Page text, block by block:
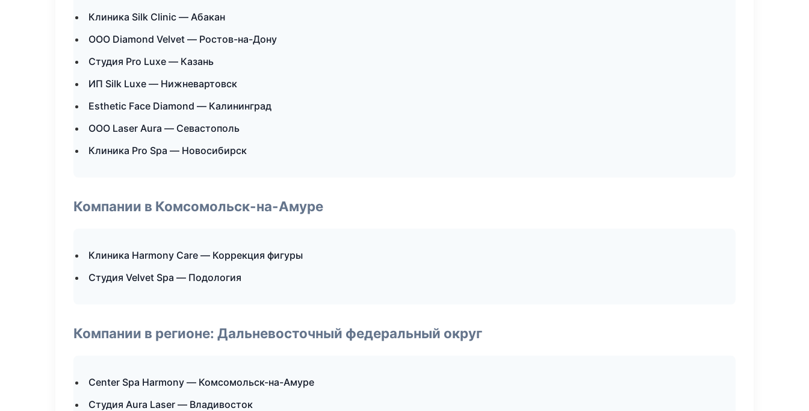
Клиника Silk Clinic — Абакан
ООО Diamond Velvet — Ростов-на-Дону
Студия Pro Luxe — Казань
ИП Silk Luxe — Нижневартовск
Esthetic Face Diamond — Калининград
ООО Laser Aura — Севастополь
Клиника Pro Spa — Новосибирск
Компании в Комсомольск-на-Амуре
Клиника Harmony Care — Коррекция фигуры
Студия Velvet Spa — Подология
Компании в регионе: Дальневосточный федеральный округ
Center Spa Harmony — Комсомольск-на-Амуре
Студия Aura Laser — Владивосток